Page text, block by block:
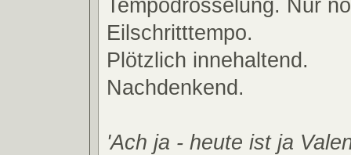
Tempodrosselung. Nur
Eilschritttempo.
Plötzlich innehaltend.
Nachdenkend.
'Ach ja - heute ist ja